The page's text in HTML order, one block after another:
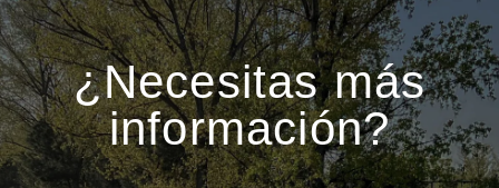
¿Necesitas más
información?